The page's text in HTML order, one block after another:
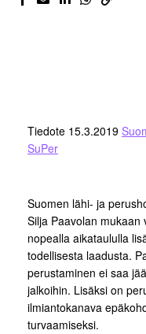
Tiedote 15.3.2019
SuPer
Suomen lähi- ja
Silja Paavolan mukaan
nopealla aikataululla
todellisesta laadusta.
perustaminen ei saa
jalkoihin. Lisäksi on
ilmiantokanava
turvaamiseksi.